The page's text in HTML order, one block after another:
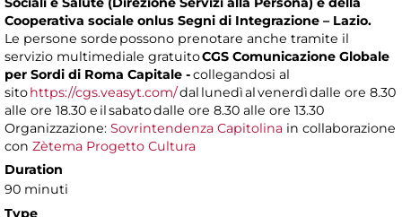
Cooperativa sociale onlus Segni di Integrazione – Lazio.
Le persone sorde possono prenotare anche tramite il
servizio multimediale gratuitoCGS Comunicazione Globale
per Sordi di Roma Capitale -collegandosi al
sitohttps://cgs.veasyt.com/dal lunedì al venerdì dalle ore 8.30
alle ore 18.30 e il sabato dalle ore 8.30 alle ore 13.30
Organizzazione: Sovrintendenza Capitolina in collaborazione
con Zètema Progetto Cultura
Duration
90 minuti
Type